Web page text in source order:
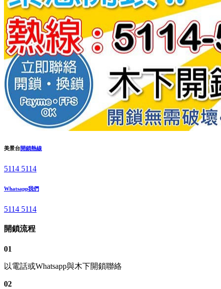
美景台開鎖熱線
5114 5114
Whatsapp我們
5114 5114
開鎖流程
01
以電話或Whatsapp與木下開鎖聯絡
02